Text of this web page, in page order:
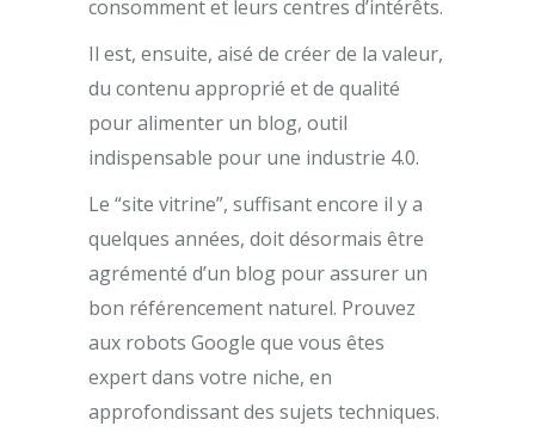
consomment et leurs centres d’intérêts.
Il est, ensuite, aisé de créer de la valeur,
du contenu approprié et de qualité
pour alimenter un blog, outil
indispensable pour une industrie 4.0.
Le “site vitrine”, suffisant encore il y a
quelques années, doit désormais être
agrémenté d’un blog pour assurer un
bon référencement naturel. Prouvez
aux robots Google que vous êtes
expert dans votre niche, en
approfondissant des sujets techniques.